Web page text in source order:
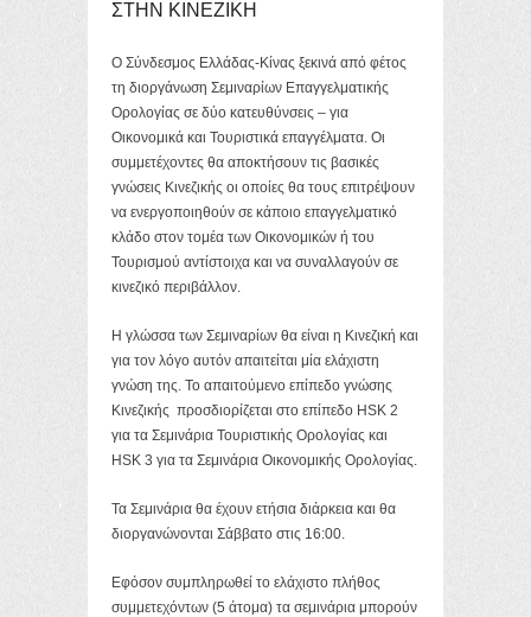
ΣΤΗΝ ΚΙΝΕΖΙΚΗ
Ο Σύνδεσμος Ελλάδας-Κίνας ξεκινά από φέτος
τη διοργάνωση Σεμιναρίων Επαγγελματικής
Ορολογίας σε δύο κατευθύνσεις – για
Οικονομικά και Τουριστικά επαγγέλματα. Οι
συμμετέχοντες θα αποκτήσουν τις βασικές
γνώσεις Κινεζικής οι οποίες θα τους επιτρέψουν
να ενεργοποιηθούν σε κάποιο επαγγελματικό
κλάδο στον τομέα των Οικονομικών ή του
Τουρισμού αντίστοιχα και να συναλλαγούν σε
κινεζικό περιβάλλον.
Η γλώσσα των Σεμιναρίων θα είναι η Κινεζική και
για τον λόγο αυτόν απαιτείται μία ελάχιστη
γνώση της. Το απαιτούμενο επίπεδο γνώσης
Κινεζικής προσδιορίζεται στο επίπεδο HSK 2
για τα Σεμινάρια Τουριστικής Ορολογίας και
HSK 3 για τα Σεμινάρια Οικονομικής Ορολογίας.
Τα Σεμινάρια θα έχουν ετήσια διάρκεια και θα
διοργανώνονται Σάββατο στις 16:00.
Εφόσον συμπληρωθεί το ελάχιστο πλήθος
συμμετεχόντων (5 άτομα) τα σεμινάρια μπορούν